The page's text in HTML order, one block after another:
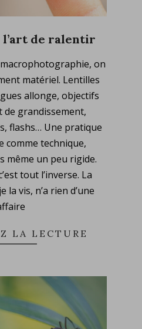
l’art de ralentir
on
matériel. Lentilles
allonge, objectifs
de grandissement,
flashs… Une pratique
comme technique,
même un peu rigide.
tout l’inverse. La
la vis, n’a rien d’une
LA LECTURE